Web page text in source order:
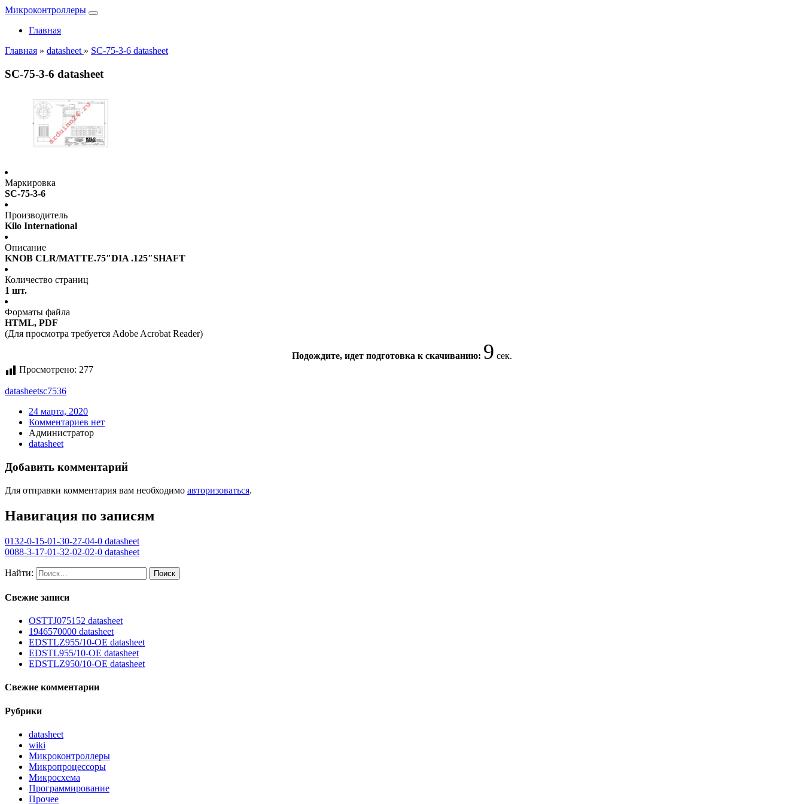
Микроконтроллеры
Главная
Главная » datasheet » SC-75-3-6 datasheet
SC-75-3-6 datasheet
Маркировка
SC-75-3-6
Производитель
Kilo International
Описание
KNOB CLR/MATTE.75″DIA .125″SHAFT
Количество страниц
1 шт.
Форматы файла
HTML, PDF
(Для просмотра требуется Adobe Acrobat Reader)
Подождите, идет подготовка к скачиванию: 9 сек.
Просмотрено: 277
datasheetsc7536
24 марта, 2020
Комментариев нет
Администратор
datasheet
Добавить комментарий
Для отправки комментария вам необходимо авторизоваться.
Навигация по записям
0132-0-15-01-30-27-04-0 datasheet
0088-3-17-01-32-02-02-0 datasheet
Найти:
Свежие записи
OSTTJ075152 datasheet
1946570000 datasheet
EDSTLZ955/10-OE datasheet
EDSTL955/10-OE datasheet
EDSTLZ950/10-OE datasheet
Свежие комментарии
Рубрики
datasheet
wiki
Микроконтроллеры
Микропроцессоры
Микросхема
Программирование
Прочее